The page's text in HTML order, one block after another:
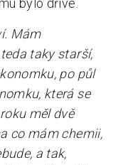
bylo dříve.
Mám
taky starší,
po půl
která se
měl dvě
co mám chemii,
a tak,